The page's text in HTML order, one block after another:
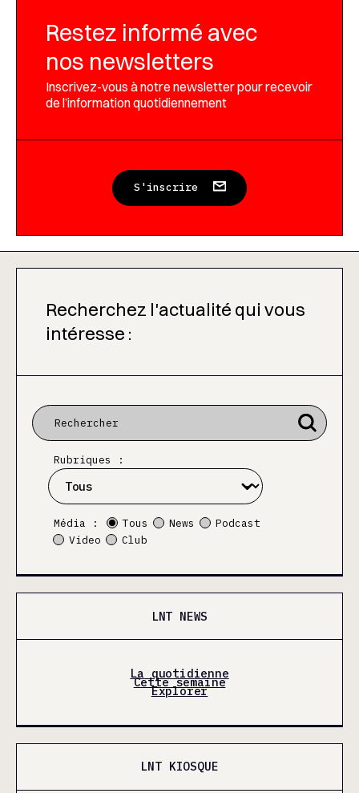
Restez informé avec
nos newsletters
Inscrivez-vous à notre newsletter pour recevoir
de l’information quotidiennement
S'inscrire
Recherchez l'actualité qui vous
intéresse :
Rubriques :
Média : Tous News
Podcast
Video
Club
LNT NEWS
La quotidienne
Cette semaine
Explorer
LNT KIOSQUE